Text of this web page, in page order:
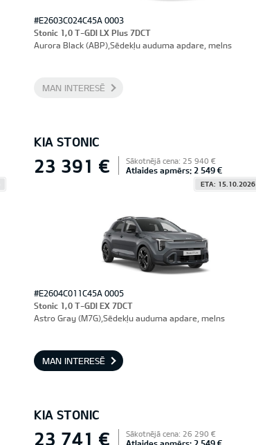
#E2603C024C45A 0003
Stonic 1,0 T-GDI LX Plus 7DCT
Aurora Black (ABP),Sēdekļu auduma apdare, melns
MAN INTERESĒ
KIA STONIC
23 391 € Sākotnējā cena: 25 940 €
Atlaides apmērs: 2 549 €
ETA: 15.10.2026
#E2604C011C45A 0005
Stonic 1,0 T-GDI EX 7DCT
Astro Gray (M7G),Sēdekļu auduma apdare, melns
MAN INTERESĒ
KIA STONIC
23 741 € Sākotnējā cena: 26 290 €
Atlaides apmērs: 2 549 €